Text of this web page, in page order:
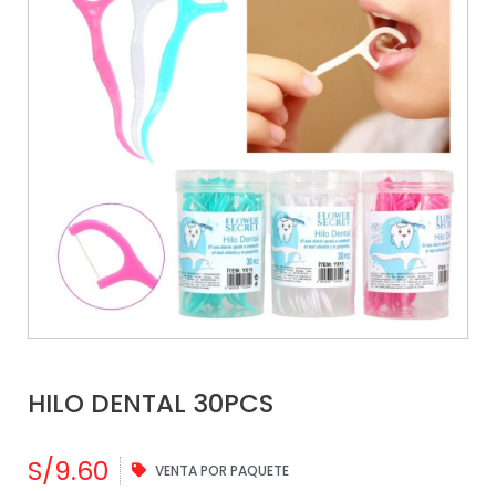
HILO DENTAL 30PCS
S/9.60 VENTA POR PAQUETE